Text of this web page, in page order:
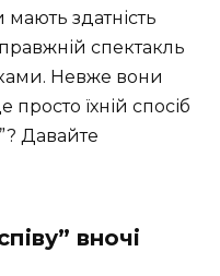
мають здатність
спектакль
Невже вони
їхній спосіб
Давайте
вночі